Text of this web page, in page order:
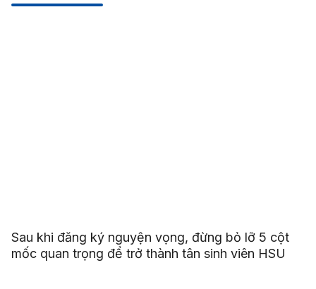
Sau khi đăng ký nguyện vọng, đừng bỏ lỡ 5 cột
mốc quan trọng để trở thành tân sinh viên HSU